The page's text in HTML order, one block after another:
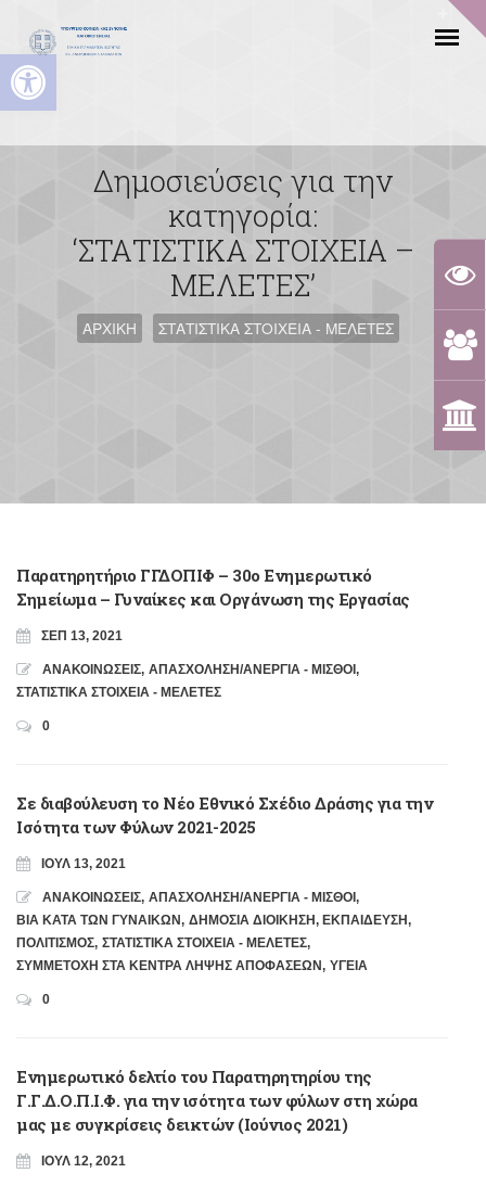
Ανοίξτε τη γραμμή εργαλείων
Δημοσιεύσεις για την
κατηγορία:
‘ΣΤΑΤΙΣΤΙΚΑ ΣΤΟΙΧΕΙΑ –
ΜΕΛΕΤΕΣ’
ΑΡΧΙΚΗ ΣΤΑΤΙΣΤΙΚΑ ΣΤΟΙΧΕΙΑ - ΜΕΛΕΤΕΣ
Παρατηρητήριο ΓΓΔΟΠΙΦ – 30ο Ενημερωτικό
Σημείωμα – Γυναίκες και Οργάνωση της Εργασίας
ΣΕΠ 13, 2021
ΑΝΑΚΟΙΝΩΣΕΙΣ, ΑΠΑΣΧΟΛΗΣΗ/ΑΝΕΡΓΙΑ - ΜΙΣΘΟΙ ,
ΣΤΑΤΙΣΤΙΚΑ ΣΤΟΙΧΕΙΑ - ΜΕΛΕΤΕΣ
0
Σε διαβούλευση το Νέο Εθνικό Σχέδιο Δράσης για την
Ισότητα των Φύλων 2021-2025
ΙΟΎΛ 13, 2021
ΑΝΑΚΟΙΝΩΣΕΙΣ, ΑΠΑΣΧΟΛΗΣΗ/ΑΝΕΡΓΙΑ - ΜΙΣΘΟΙ ,
ΒΙΑ ΚΑΤΑ ΤΩΝ ΓΥΝΑΙΚΩΝ, ΔΗΜΟΣΙΑ ΔΙΟΙΚΗΣΗ, ΕΚΠΑΙΔΕΥΣΗ,
ΠΟΛΙΤΙΣΜΟΣ, ΣΤΑΤΙΣΤΙΚΑ ΣΤΟΙΧΕΙΑ - ΜΕΛΕΤΕΣ,
ΣΥΜΜΕΤΟΧΗ ΣΤΑ ΚΕΝΤΡΑ ΛΗΨΗΣ ΑΠΟΦΑΣΕΩΝ, ΥΓΕΙΑ
0
Ενημερωτικό δελτίο του Παρατηρητηρίου της
Γ.Γ.Δ.Ο.Π.Ι.Φ. για την ισότητα των φύλων στη χώρα
μας με συγκρίσεις δεικτών (Ιούνιος 2021)
ΙΟΎΛ 12, 2021